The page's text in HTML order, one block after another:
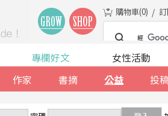
購物車(0)
專欄好文
作家
書摘 公益 投稿
女性活動